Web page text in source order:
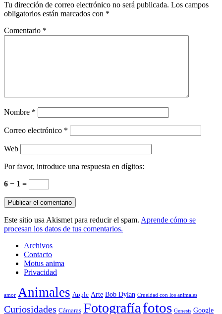
Tu dirección de correo electrónico no será publicada. Los campos
obligatorios están marcados con *
Comentario *
Nombre *
Correo electrónico *
Web
Por favor, introduce una respuesta en dígitos:
6 − 1 =
Este sitio usa Akismet para reducir el spam. Aprende cómo se
procesan los datos de tus comentarios.
Archivos
Contacto
Motus anima
Privacidad
amor Animales Apple Arte Bob Dylan Crueldad con los animales
Curiosidades Cámaras Fotografíafotos Genesis Google